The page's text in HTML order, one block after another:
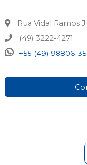
Rua Vidal Ramos
(49) 3222-4271
+55 (49) 98806-